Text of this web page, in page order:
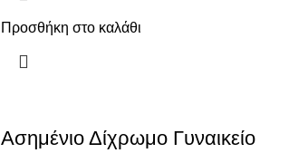
Προσθήκη στο καλάθι
Ασημένιο Δίχρωμο Γυναικείο